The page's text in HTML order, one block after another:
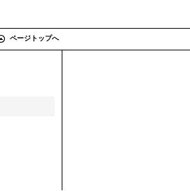
ページトップへ